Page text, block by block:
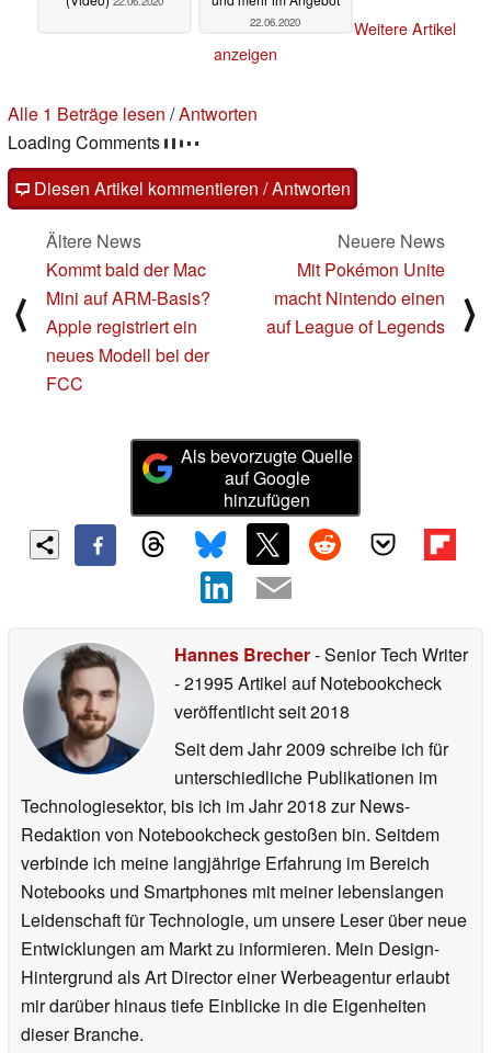
22.06.2020
Weitere Artikel
anzeigen
Alle 1 Beträge lesen /Antworten
Loading Comments
Diesen Artikel kommentieren / Antworten
⟨
Ältere News
Kommt bald der Mac
Mini auf ARM-Basis?
Apple registriert ein
neues Modell bei der
FCC
Neuere News
Mit Pokémon Unite
macht Nintendo einen
auf League of Legends
⟩
Als bevorzugte Quelle
auf Google
hinzufügen
Hannes Brecher- Senior Tech Writer
- 21995 Artikel auf Notebookcheck
veröffentlichtseit 2018
Seit dem Jahr 2009 schreibe ich für
unterschiedliche Publikationen im
Technologiesektor, bis ich im Jahr 2018 zur News-
Redaktion von Notebookcheck gestoßen bin. Seitdem
verbinde ich meine langjährige Erfahrung im Bereich
Notebooks und Smartphones mit meiner lebenslangen
Leidenschaft für Technologie, um unsere Leser über neue
Entwicklungen am Markt zu informieren. Mein Design-
Hintergrund als Art Director einer Werbeagentur erlaubt
mir darüber hinaus tiefe Einblicke in die Eigenheiten
dieser Branche.